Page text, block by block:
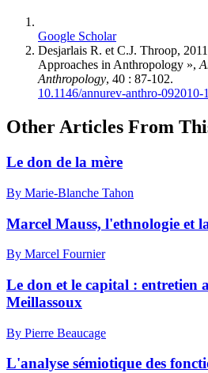
Google Scholar
Desjarlais R. et C.J. Throop,
Approaches in Anthropology »,
Anthropology, 40 : 87-102.
10.1146/annurev-anthro-092010-
Other Articles From
Le don de la mère
By Marie-Blanche Tahon
Marcel Mauss, l'ethnologie et
By Marcel Fournier
Le don et le capital : entretien
Meillassoux
By Pierre Beaucage
L'analyse sémiotique des